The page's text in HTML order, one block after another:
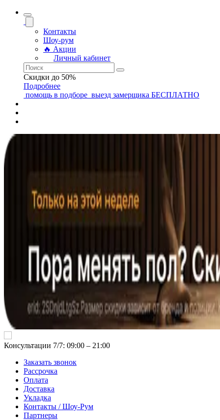
Контакты
Шоу-рум
🔥 Акции
Личный кабинет
Скидки до 50%
Подробнее
помощь в подборе выезд замерщика БЕСПЛАТНО
Консультации 7/7: 09:00 ‒ 21:00
Заказать звонок
Рассрочка
Оплата
Доставка
Укладка
Контакты / Шоу-Рум
Партнеры